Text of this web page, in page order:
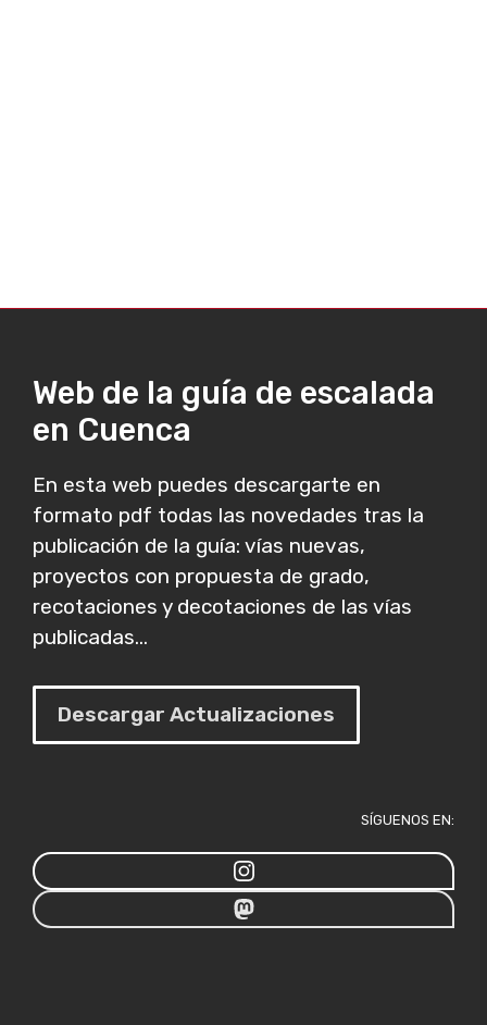
Web de la guía de escalada
en Cuenca
En esta web puedes descargarte en
formato pdf todas las novedades tras la
publicación de la guía: vías nuevas,
proyectos con propuesta de grado,
recotaciones y decotaciones de las vías
publicadas...
Descargar Actualizaciones
SÍGUENOS EN: